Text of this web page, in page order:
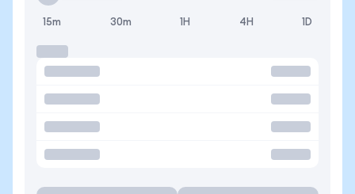
15m 30m 1H 4H 1D